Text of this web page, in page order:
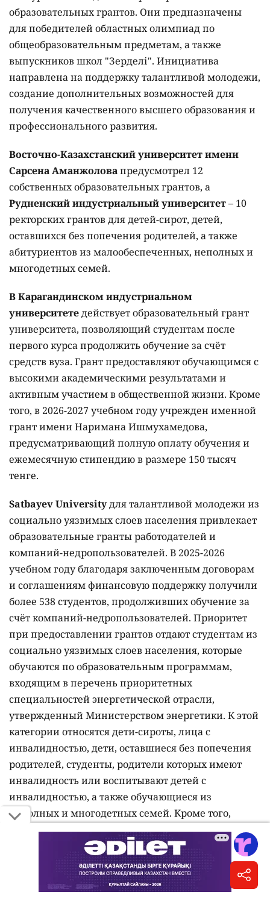
образовательных грантов. Они предназначены
для победителей областных олимпиад по
общеобразовательным предметам, а также
выпускников школ "Зерделі". Инициатива
направлена на поддержку талантливой молодежи,
создание дополнительных возможностей для
получения качественного высшего образования и
профессионального развития.
Восточно-Казахстанский университет имени
Сарсена Аманжоловапредусмотрел 12
собственных образовательных грантов, а
Рудненский индустриальный университет– 10
ректорских грантов для детей-сирот, детей,
оставшихся без попечения родителей, а также
абитуриентов из малообеспеченных, неполных и
многодетных семей.
В Карагандинском индустриальном
университетедействует образовательный грант
университета, позволяющий студентам после
первого курса продолжить обучение за счёт
средств вуза. Грант предоставляют обучающимся с
высокими академическими результатами и
активным участием в общественной жизни. Кроме
того, в 2026-2027 учебном году учрежден именной
грант имени Наримана Ишмухамедова,
предусматривающий полную оплату обучения и
ежемесячную стипендию в размере 150 тысяч
тенге.
Satbayev Universityдля талантливой молодежи из
социально уязвимых слоев населения привлекает
образовательные гранты работодателей и
компаний-недропользователей. В 2025-2026
учебном году благодаря заключенным договорам
и соглашениям финансовую поддержку получили
более 538 студентов, продолживших обучение за
счёт компаний-недропользователей. Приоритет
при предоставлении грантов отдают студентам из
социально уязвимых слоев населения, которые
обучаются по образовательным программам,
входящим в перечень приоритетных
специальностей энергетической отрасли,
утвержденный Министерством энергетики. К этой
категории относятся дети-сироты, лица с
инвалидностью, дети, оставшиеся без попечения
родителей, студенты, родители которых имеют
инвалидность или воспитывают детей с
инвалидностью, а также обучающиеся из
неполных и многодетных семей. Кроме того,
университет предоставляет собственные
образовательные гранты и скидки на оплату
В Казахском национальном педагогическом